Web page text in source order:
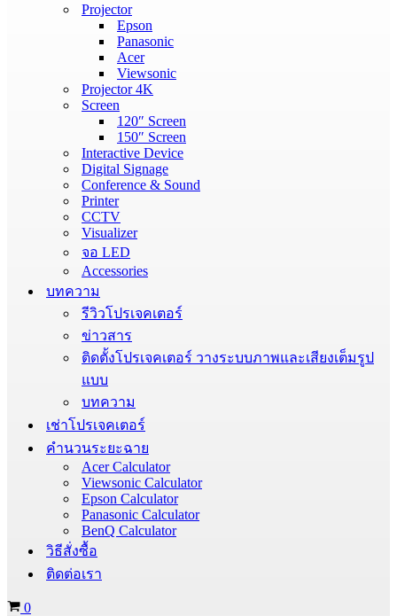
Projector
Epson
Panasonic
Acer
Viewsonic
Projector 4K
Screen
120″ Screen
150″ Screen
Interactive Device
Digital Signage
Conference & Sound
Printer
CCTV
Visualizer
จอ LED
Accessories
บทความ
รีวิวโปรเจคเตอร์
ข่าวสาร
ติดตั้งโปรเจคเตอร์ วางระบบภาพและเสียงเต็มรูป
แบบ
บทความ
เช่าโปรเจคเตอร์
คำนวนระยะฉาย
Acer Calculator
Viewsonic Calculator
Epson Calculator
Panasonic Calculator
BenQ Calculator
วิธีสั่งซื้อ
ติดต่อเรา
Cart
0